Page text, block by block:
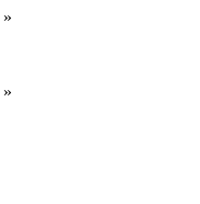
»
»